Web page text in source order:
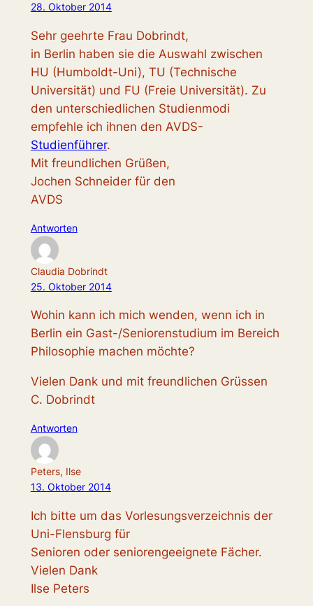
28. Oktober 2014
Sehr geehrte Frau Dobrindt,
in Berlin haben sie die Auswahl zwischen
HU (Humboldt-Uni), TU (Technische
Universität) und FU (Freie Universität). Zu
den unterschiedlichen Studienmodi
empfehle ich ihnen den AVDS-
Studienführer.
Mit freundlichen Grüßen,
Jochen Schneider für den
AVDS
Antworten
Claudia Dobrindt
25. Oktober 2014
Wohin kann ich mich wenden, wenn ich in
Berlin ein Gast-/Seniorenstudium im Bereich
Philosophie machen möchte?
Vielen Dank und mit freundlichen Grüssen
C. Dobrindt
Antworten
Peters, Ilse
13. Oktober 2014
Ich bitte um das Vorlesungsverzeichnis der
Uni-Flensburg für
Senioren oder seniorengeeignete Fächer.
Vielen Dank
Ilse Peters